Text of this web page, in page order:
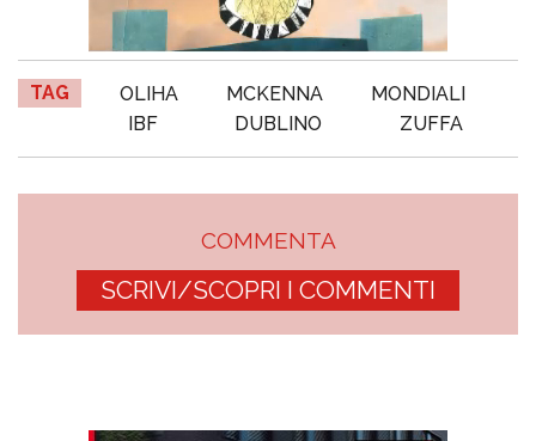
TAG OLIHA MCKENNA
MONDIALI
IBF
DUBLINO ZUFFA
COMMENTA
SCRIVI/SCOPRI I COMMENTI